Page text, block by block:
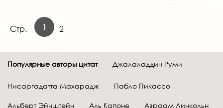
Стр. 1 2
Популярные авторы цитат Джалаладдин Руми
Нисаргадатта Махарадж Пабло Пикассо
Альберт Эйнштейн Аль Капоне Авраам Линкольн